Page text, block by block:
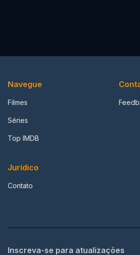
Navegue
Filmes
Séries
Top IMDB
Jurídico
Contato
Inscreva-se para atualizações